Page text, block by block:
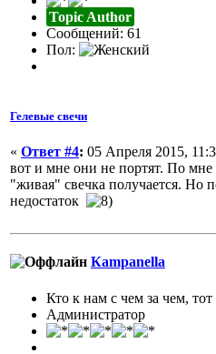
Topic Author
Сообщений: 61
Пол:
Гелевые свечи
« Ответ #4: 05 Апреля 2015,
вот и мне они не портят. По мне
"живая" свечка получается. Но
недостаток
Кampanella
Кто к нам с чем за чем, тот
Администратор